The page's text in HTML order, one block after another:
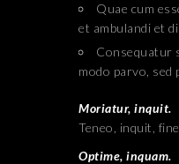
Quae cum
et ambulandi et
Consequatur
modo parvo, sed
Moriatur, inquit.
Teneo, inquit,
Optime, inquam.